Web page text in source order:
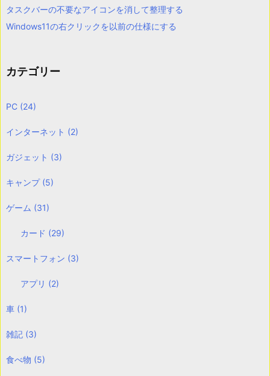
タスクバーの不要なアイコンを消して整理する
Windows11の右クリックを以前の仕様にする
カテゴリー
PC (24)
インターネット (2)
ガジェット (3)
キャンプ (5)
ゲーム (31)
カード (29)
スマートフォン (3)
アプリ (2)
車 (1)
雑記 (3)
食べ物 (5)